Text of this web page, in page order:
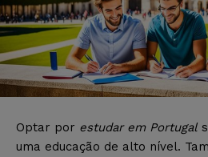
Optar por estudar em Portugal
uma educação de alto nível.